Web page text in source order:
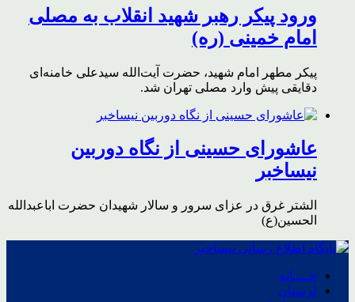
ورود پیکر رهبر شهید انقلاب به مصلی
امام خمینی (ره)
پیکر مطهر امام شهید،‌ حضرت آیت‌الله سیدعلی خامنه‌ای
دقایقی پیش وارد مصلی تهران شد.
عاشورای حسینی از نگاه دوربین
نیساخبر
الشتر غرق در عزای سرور و سالار شهیدان حضرت اباعبدالله
الحسین(ع)
خــــانه
لرستان